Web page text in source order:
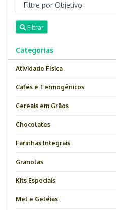
Filtrar
Categorias
Atividade Física
Cafés e Termogênicos
Cereais em Grãos
Chocolates
Farinhas Integrais
Granolas
Kits Especiais
Mel e Geléias